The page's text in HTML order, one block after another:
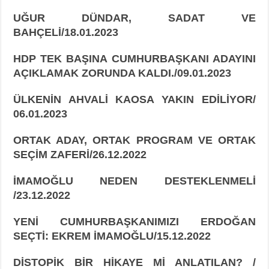
UĞUR DÜNDAR, SADAT VE
BAHÇELİ/18.01.2023
HDP TEK BAŞINA CUMHURBAŞKANI ADAYINI
AÇIKLAMAK ZORUNDA KALDI./09.01.2023
ÜLKENİN AHVALİ KAOSA YAKIN EDİLİYOR/
06.01.2023
ORTAK ADAY, ORTAK PROGRAM VE ORTAK
SEÇİM ZAFERİ/26.12.2022
İMAMOĞLU NEDEN DESTEKLENMELİ
/23.12.2022
YENİ CUMHURBAŞKANIMIZI ERDOĞAN
SEÇTİ: EKREM İMAMOĞLU/15.12.2022
DİSTOPİK BİR HİKAYE Mİ ANLATILAN? /